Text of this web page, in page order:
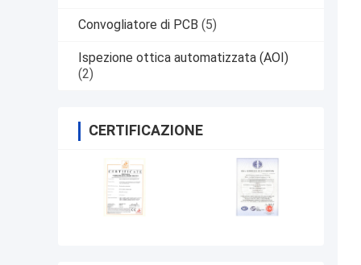
Convogliatore di PCB (5)
Ispezione ottica automatizzata (AOI)
(2)
CERTIFICAZIONE